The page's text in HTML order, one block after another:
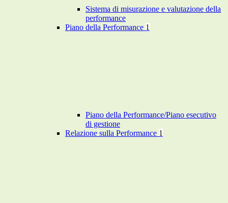
Sistema di misurazione e valutazione della
performance
Piano della Performance 1
Piano della Performance/Piano esecutivo
di gestione
Relazione sulla Performance 1